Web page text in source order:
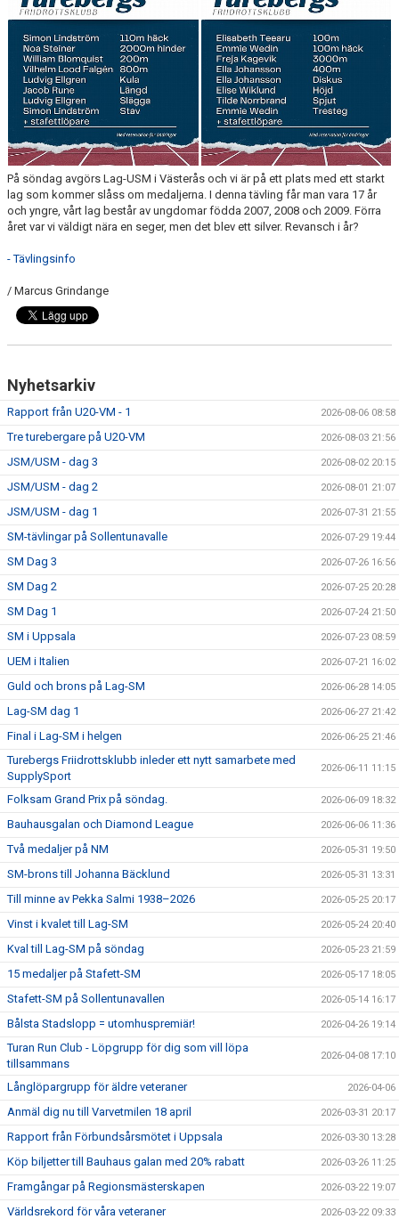
ARRANGEMANG
STATISTIK & RESULTAT
FUNKTIONÄR
TÄVLINGAR
KONTAKT
UTBILDNING
På söndag avgörs Lag-USM i Västerås och vi är på ett plats med ett starkt
lag som kommer slåss om medaljerna. I denna tävling får man vara 17 år
och yngre, vårt lag består av ungdomar födda 2007, 2008 och 2009. Förra
året var vi väldigt nära en seger, men det blev ett silver. Revansch i år?
- Tävlingsinfo
/ Marcus Grindange
Nyhetsarkiv
Rapport från U20-VM - 1 2026-08-06 08:58
Tre turebergare på U20-VM 2026-08-03 21:56
JSM/USM - dag 3 2026-08-02 20:15
JSM/USM - dag 2 2026-08-01 21:07
JSM/USM - dag 1 2026-07-31 21:55
SM-tävlingar på Sollentunavalle 2026-07-29 19:44
SM Dag 3 2026-07-26 16:56
SM Dag 2 2026-07-25 20:28
SM Dag 1 2026-07-24 21:50
SM i Uppsala 2026-07-23 08:59
UEM i Italien 2026-07-21 16:02
Guld och brons på Lag-SM 2026-06-28 14:05
Lag-SM dag 1 2026-06-27 21:42
Final i Lag-SM i helgen 2026-06-25 21:46
Turebergs Friidrottsklubb inleder ett nytt samarbete med
SupplySport
2026-06-11 11:15
Folksam Grand Prix på söndag. 2026-06-09 18:32
Bauhausgalan och Diamond League 2026-06-06 11:36
Två medaljer på NM 2026-05-31 19:50
SM-brons till Johanna Bäcklund 2026-05-31 13:31
Till minne av Pekka Salmi 1938–2026 2026-05-25 20:17
Vinst i kvalet till Lag-SM 2026-05-24 20:40
Kval till Lag-SM på söndag 2026-05-23 21:59
15 medaljer på Stafett-SM 2026-05-17 18:05
Stafett-SM på Sollentunavallen 2026-05-14 16:17
Bålsta Stadslopp = utomhuspremiär! 2026-04-26 19:14
Turan Run Club - Löpgrupp för dig som vill löpa
tillsammans
2026-04-08 17:10
Långlöpargrupp för äldre veteraner 2026-04-06
Anmäl dig nu till Varvetmilen 18 april 2026-03-31 20:17
Rapport från Förbundsårsmötet i Uppsala 2026-03-30 13:28
Köp biljetter till Bauhaus galan med 20% rabatt 2026-03-26 11:25
Framgångar på Regionsmästerskapen 2026-03-22 19:07
Världsrekord för våra veteraner 2026-03-22 09:33